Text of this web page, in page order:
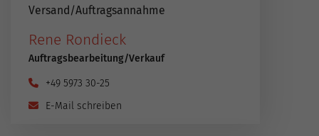
Versand​/​Auftragsannahme
Rene Rondieck
Auftragsbearbeitung​/​Verkauf
+49 5973 30-25
E-Mail schreiben